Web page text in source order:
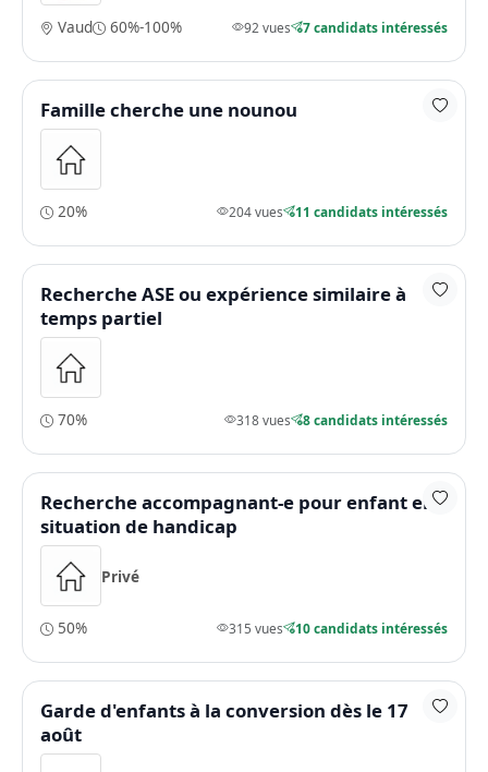
Vaud 60%-100% 92 vues 7 candidats intéressés
Famille cherche une nounou
20% 204 vues 11 candidats intéressés
Recherche ASE ou expérience similaire à
temps partiel
70% 318 vues 8 candidats intéressés
Recherche accompagnant-e pour enfant en
situation de handicap
Privé
50% 315 vues 10 candidats intéressés
Garde d'enfants à la conversion dès le 17
août